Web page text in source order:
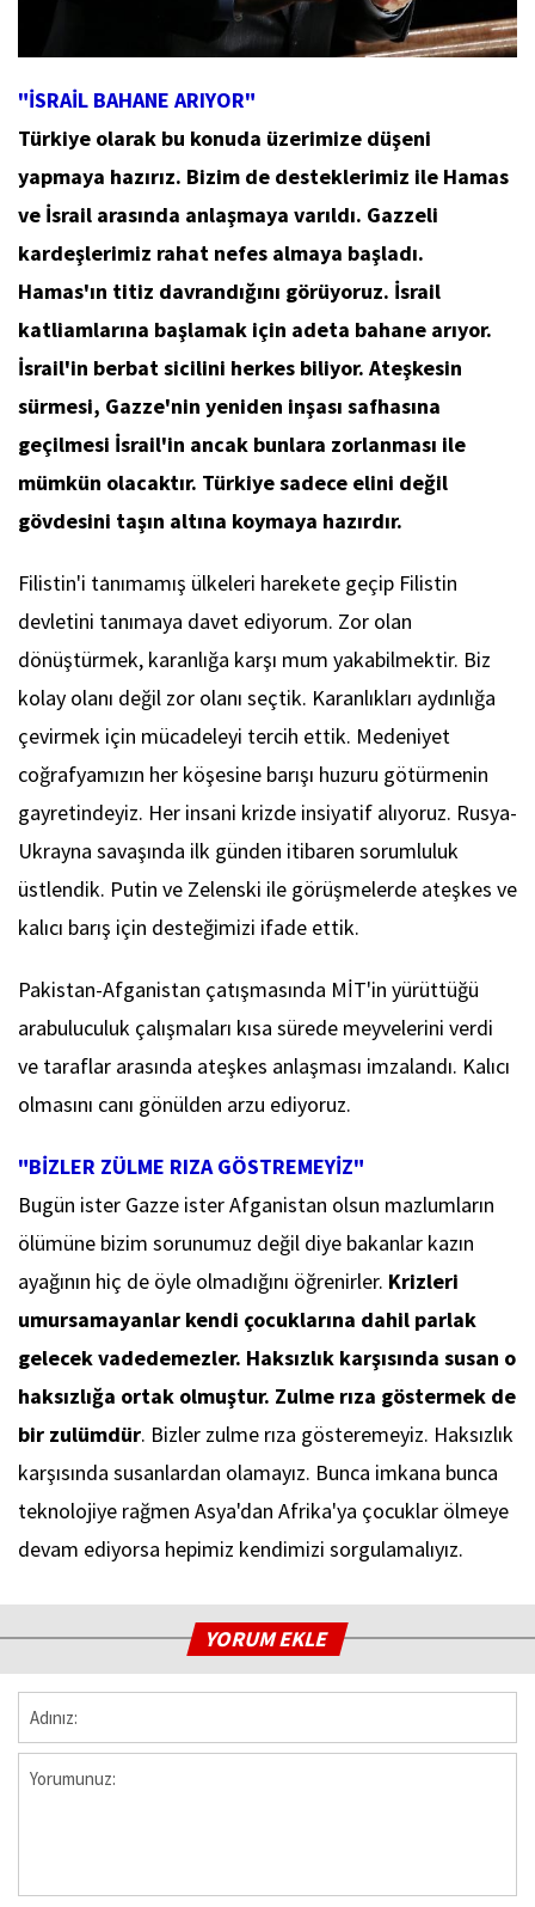
"İSRAİL BAHANE ARIYOR"
Türkiye olarak bu konuda üzerimize düşeni
yapmaya hazırız. Bizim de desteklerimiz ile Hamas
ve İsrail arasında anlaşmaya varıldı. Gazzeli
kardeşlerimiz rahat nefes almaya başladı.
Hamas'ın titiz davrandığını görüyoruz. İsrail
katliamlarına başlamak için adeta bahane arıyor.
İsrail'in berbat sicilini herkes biliyor. Ateşkesin
sürmesi, Gazze'nin yeniden inşası safhasına
geçilmesi İsrail'in ancak bunlara zorlanması ile
mümkün olacaktır. Türkiye sadece elini değil
gövdesini taşın altına koymaya hazırdır.
Filistin'i tanımamış ülkeleri harekete geçip Filistin
devletini tanımaya davet ediyorum. Zor olan
dönüştürmek, karanlığa karşı mum yakabilmektir. Biz
kolay olanı değil zor olanı seçtik. Karanlıkları aydınlığa
çevirmek için mücadeleyi tercih ettik. Medeniyet
coğrafyamızın her köşesine barışı huzuru götürmenin
gayretindeyiz. Her insani krizde insiyatif alıyoruz. Rusya-
Ukrayna savaşında ilk günden itibaren sorumluluk
üstlendik. Putin ve Zelenski ile görüşmelerde ateşkes ve
kalıcı barış için desteğimizi ifade ettik.
Pakistan-Afganistan çatışmasında MİT'in yürüttüğü
arabuluculuk çalışmaları kısa sürede meyvelerini verdi
ve taraflar arasında ateşkes anlaşması imzalandı. Kalıcı
olmasını canı gönülden arzu ediyoruz.
"BİZLER ZÜLME RIZA GÖSTREMEYİZ"
Bugün ister Gazze ister Afganistan olsun mazlumların
ölümüne bizim sorunumuz değil diye bakanlar kazın
ayağının hiç de öyle olmadığını öğrenirler. Krizleri
umursamayanlar kendi çocuklarına dahil parlak
gelecek vadedemezler. Haksızlık karşısında susan o
haksızlığa ortak olmuştur. Zulme rıza göstermek de
bir zulümdür. Bizler zulme rıza gösteremeyiz. Haksızlık
karşısında susanlardan olamayız. Bunca imkana bunca
teknolojiye rağmen Asya'dan Afrika'ya çocuklar ölmeye
devam ediyorsa hepimiz kendimizi sorgulamalıyız.
YORUM EKLE